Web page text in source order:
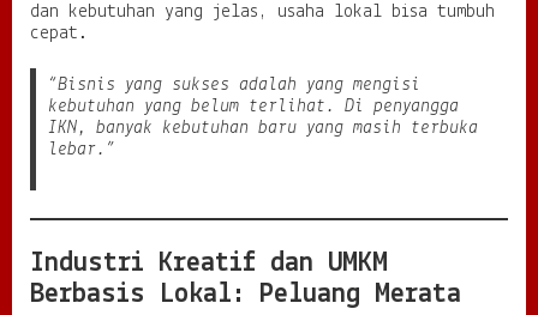
dan kebutuhan yang jelas, usaha lokal bisa tumbuh
cepat.
“Bisnis yang sukses adalah yang mengisi
kebutuhan yang belum terlihat. Di penyangga
IKN, banyak kebutuhan baru yang masih terbuka
lebar.”
Industri Kreatif dan UMKM
Berbasis Lokal: Peluang Merata